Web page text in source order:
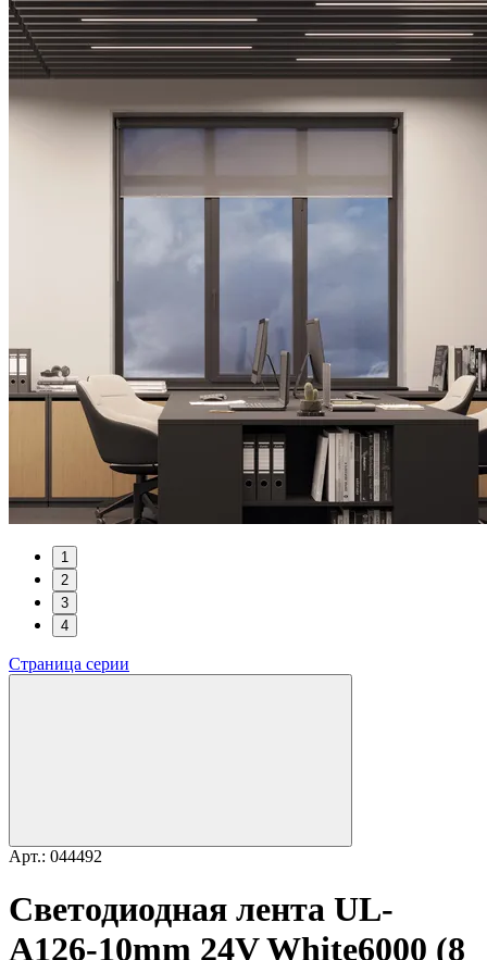
1
2
3
4
Страница серии
Арт.: 044492
Светодиодная лента UL-
A126-10mm 24V White6000 (8